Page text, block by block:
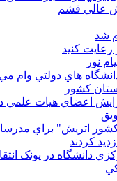
عالي قشم
شد
رعایت کنید
نور
هاي دولتي وام مي
اعضاي هيات علمي
اتريش" براي
دانشگاه در پونک